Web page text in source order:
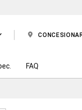
FAQ